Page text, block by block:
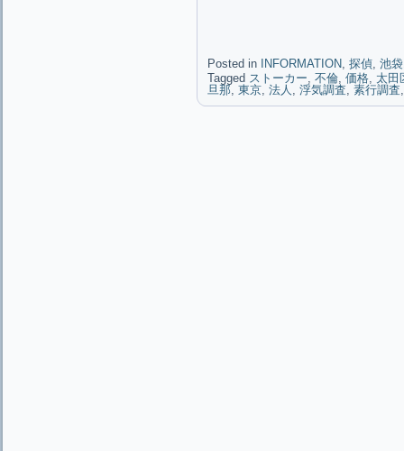
Posted in INFORMATION, 探偵, 池
Tagged ストーカー, 不倫, 価格, 太田
旦那, 東京, 法人 , 浮気調査, 素行調査